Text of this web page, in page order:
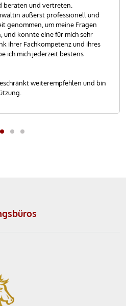
beraten und vertreten.
äußerst professionell und
genommen, um meine Fragen
konnte eine für mich sehr
ihrer Fachkompetenz und ihres
ich mich jederzeit bestens
weiterempfehlen und bin